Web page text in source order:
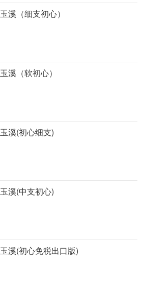
玉溪（细支初心）
玉溪（软初心）
玉溪(初心细支)
玉溪(中支初心)
玉溪(初心免税出口版)